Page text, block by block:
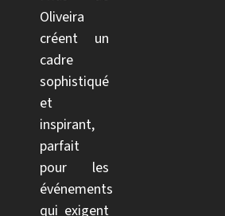
Oliveira
créent un
cadre
sophistiqué
et
inspirant,
parfait
pour les
événements
qui exigent